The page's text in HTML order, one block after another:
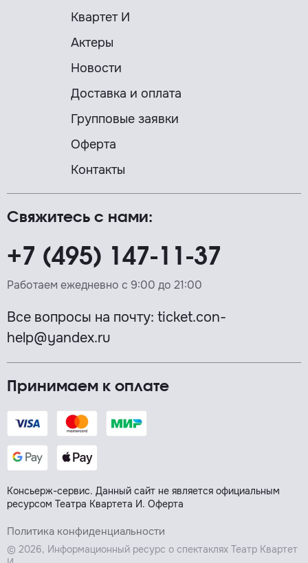
Принимаем к оплате
Консьерж-сервис. Данный сайт не является официальным
ресурсом Театра Квартета И. Оферта
Политика конфиденциальности
© 2026, Информационный ресурс о спектаклях Театр Квартет
Свяжитесь с нами:
+7 (495) 147-11-37
Работаем ежедневно с 9:00 до 21:00
Все вопросы на почту: ticket.con-
help@yandex.ru
Квартет И
Актеры
Новости
Доставка и оплата
Групповые заявки
Оферта
Контакты